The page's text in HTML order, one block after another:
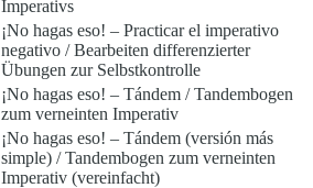
Imperativs
¡No hagas eso! – Practicar el imperativo
negativo /Bearbeiten differenzierter
Übungen zur Selbstkontrolle
¡No hagas eso! – Tándem /Tandembogen
zum verneinten Imperativ
¡No hagas eso! – Tándem (versión más
simple) /Tandembogen zum verneinten
Imperativ (vereinfacht)